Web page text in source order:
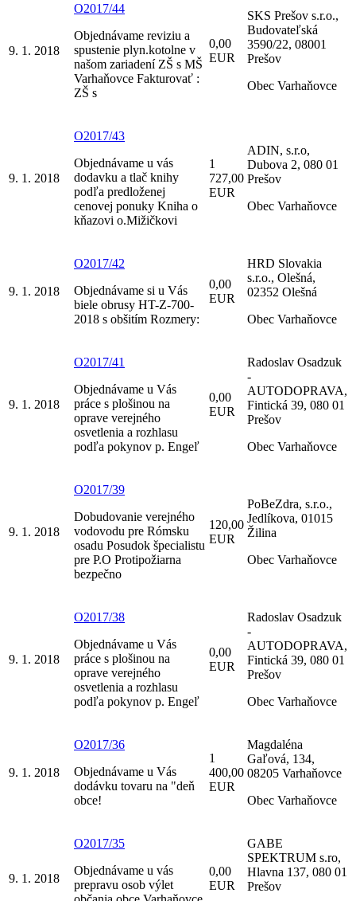
9. 1. 2018
O2017/44
Objednávame reviziu a
spustenie plyn.kotolne v
našom zariadení ZŠ s MŠ
Varhaňovce Fakturovať :
ZŠ s
0,00
EUR
SKS Prešov s.r.o.,
Budovateľská
3590/22, 08001
Prešov
Obec Varhaňovce
9. 1. 2018
O2017/43
Objednávame u vás
dodavku a tlač knihy
podľa predloženej
cenovej ponuky Kniha o
kňazovi o.Mižičkovi
1
727,00
EUR
ADIN, s.r.o,
Dubova 2, 080 01
Prešov
Obec Varhaňovce
9. 1. 2018
O2017/42
Objednávame si u Vás
biele obrusy HT-Z-700-
2018 s obšitím Rozmery:
0,00
EUR
HRD Slovakia
s.r.o., Olešná,
02352 Olešná
Obec Varhaňovce
9. 1. 2018
O2017/41
Objednávame u Vás
práce s plošinou na
oprave verejného
osvetlenia a rozhlasu
podľa pokynov p. Engeľ
0,00
EUR
Radoslav Osadzuk
-
AUTODOPRAVA,
Fintická 39, 080 01
Prešov
Obec Varhaňovce
9. 1. 2018
O2017/39
Dobudovanie verejného
vodovodu pre Rómsku
osadu Posudok špecialistu
pre P.O Protipožiarna
bezpečno
120,00
EUR
PoBeZdra, s.r.o.,
Jedlíkova, 01015
Žilina
Obec Varhaňovce
9. 1. 2018
O2017/38
Objednávame u Vás
práce s plošinou na
oprave verejného
osvetlenia a rozhlasu
podľa pokynov p. Engeľ
0,00
EUR
Radoslav Osadzuk
-
AUTODOPRAVA,
Fintická 39, 080 01
Prešov
Obec Varhaňovce
9. 1. 2018
O2017/36
Objednávame u Vás
dodávku tovaru na "deň
obce!
1
400,00
EUR
Magdaléna
Gaľová, 134,
08205 Varhaňovce
Obec Varhaňovce
9. 1. 2018
O2017/35
Objednávame u vás
prepravu osob výlet
0,00
EUR
GABE
SPEKTRUM s.ro,
Hlavna 137, 080 01
Prešov